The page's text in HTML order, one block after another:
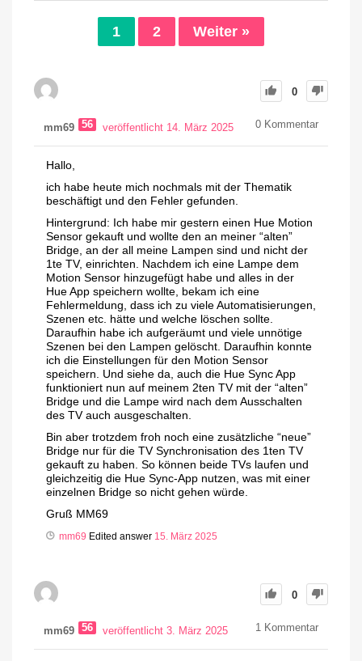
1 2 Weiter »
0
mm69 56 veröffentlicht 14. März 2025 0 Kommentar
Hallo,
ich habe heute mich nochmals mit der Thematik
beschäftigt und den Fehler gefunden.
Hintergrund: Ich habe mir gestern einen Hue Motion
Sensor gekauft und wollte den an meiner “alten”
Bridge, an der all meine Lampen sind und nicht der
1te TV, einrichten. Nachdem ich eine Lampe dem
Motion Sensor hinzugefügt habe und alles in der
Hue App speichern wollte, bekam ich eine
Fehlermeldung, dass ich zu viele Automatisierungen,
Szenen etc. hätte und welche löschen sollte.
Daraufhin habe ich aufgeräumt und viele unnötige
Szenen bei den Lampen gelöscht. Daraufhin konnte
ich die Einstellungen für den Motion Sensor
speichern. Und siehe da, auch die Hue Sync App
funktioniert nun auf meinem 2ten TV mit der “alten”
Bridge und die Lampe wird nach dem Ausschalten
des TV auch ausgeschalten.
Bin aber trotzdem froh noch eine zusätzliche “neue”
Bridge nur für die TV Synchronisation des 1ten TV
gekauft zu haben. So können beide TVs laufen und
gleichzeitig die Hue Sync-App nutzen, was mit einer
einzelnen Bridge so nicht gehen würde.
Gruß MM69
mm69 Edited answer 15. März 2025
0
mm69 56 veröffentlicht 3. März 2025 1 Kommentar